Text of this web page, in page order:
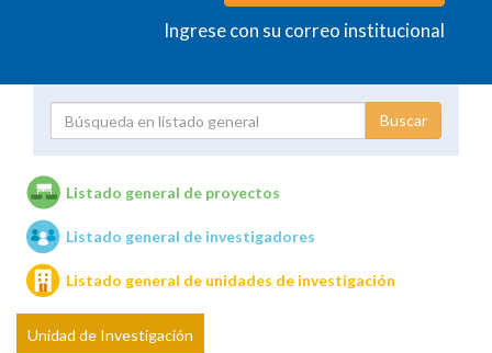
Ingrese con su correo institucional
Unidades de investigación
Listado general de proyectos
Listado general de investigadores
Listado general de unidades de investigación
Unidad de Investigación